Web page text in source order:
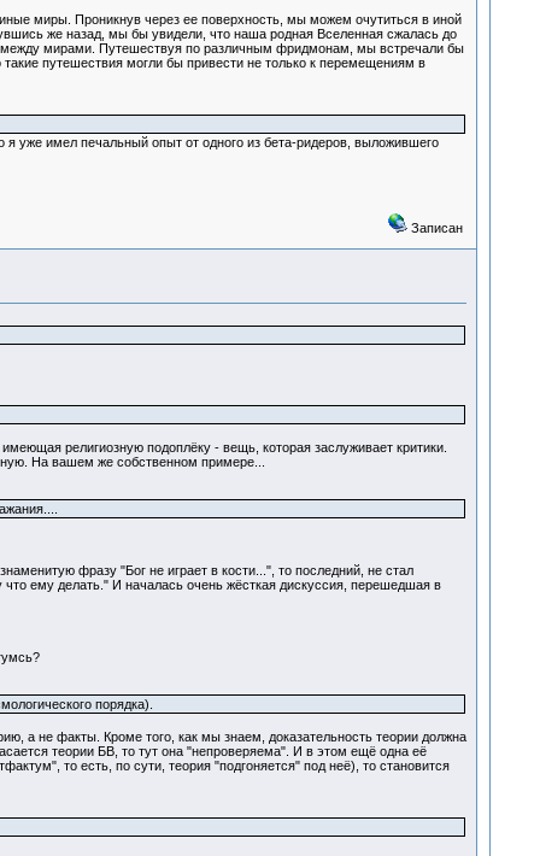
миры. Проникнув через ее поверхность, мы можем очутиться в иной
же назад, мы бы увидели, что наша родная Вселенная сжалась до
между мирами. Путешествуя по различным фридмонам, мы встречали бы
путешествия могли бы привести не только к перемещениям в
уже имел печальный опыт от одного из бета-ридеров, выложившего
Записан
религиозную подоплёку - вещь, которая заслуживает критики.
На вашем же собственном примере...
фразу "Бог не играет в кости...", то последний, не стал
ему делать." И началась очень жёсткая дискуссия, перешедшая в
порядка).
а не факты. Кроме того, как мы знаем, доказательность теории должна
теории БВ, то тут она "непроверяема". И в этом ещё одна её
то есть, по сути, теория "подгоняется" под неё), то становится